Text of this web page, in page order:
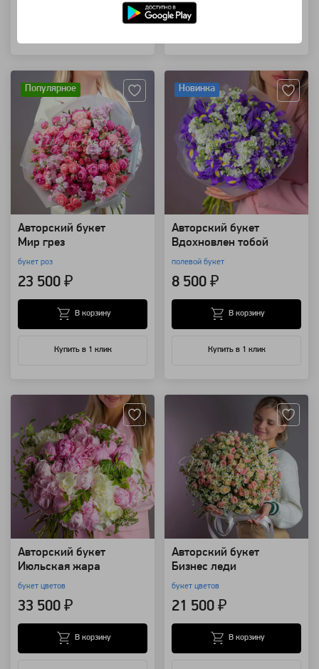
Популярное
Авторский букет
Мир грез
букет роз
23 500 ₽
Купить в 1 клик
В корзину
Новинка
Авторский букет
Вдохновлен тобой
полевой букет
8 500 ₽
Купить в 1 клик
В корзину
Авторский букет
Июльская жара
букет цветов
33 500 ₽
В корзину
Авторский букет
Бизнес леди
букет цветов
21 500 ₽
В корзину